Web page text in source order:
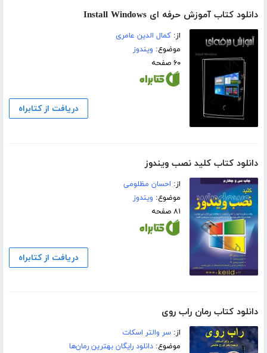
دانلود کتاب آموزش حرفه ای Install Windows
از:کمال الدین عامری
موضوع: ویندوز
۶۰ صفحه
دریافت از کتابراه
دانلود کتاب کلید نصب ویندوز
از: احسان مظلومی
موضوع: ویندوز
۸۱ صفحه
دریافت از کتابراه
دانلود کتاب رمان راب روی
از:سر والتر اسکات
موضوع:دانلود رایگان بهترین رمان‌ها